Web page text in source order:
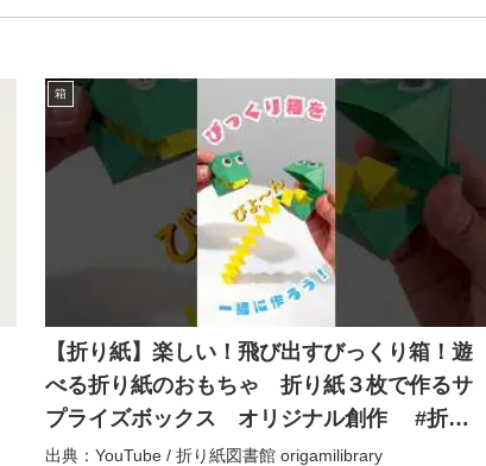
箱
【折り紙】楽しい！飛び出すびっくり箱！遊
べる折り紙のおもちゃ 折り紙３枚で作るサ
プライズボックス オリジナル創作 #折り
紙＃折り紙おもちゃ＃折り紙びっくり箱
出典：YouTube / 折り紙図書館 origamilibrary